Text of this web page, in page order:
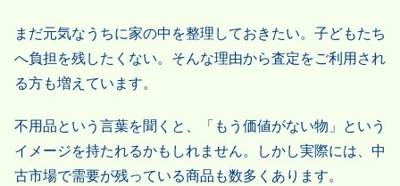
まだ元気なうちに家の中を整理しておきたい。子どもたち
へ負担を残したくない。そんな理由から査定をご利用され
る方も増えています。
不用品という言葉を聞くと、「もう価値がない物」という
イメージを持たれるかもしれません。しかし実際には、中
古市場で需要が残っている商品も数多くあります。